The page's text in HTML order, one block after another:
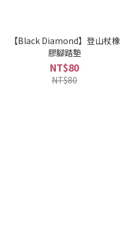
【Black Diamond】登山杖橡
膠腳踏墊
NT$80
NT$80